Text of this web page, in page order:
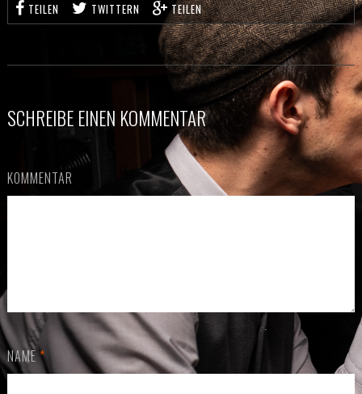
TEILEN TWITTERN TEILEN
SCHREIBE EINEN KOMMENTAR
KOMMENTAR
NAME*